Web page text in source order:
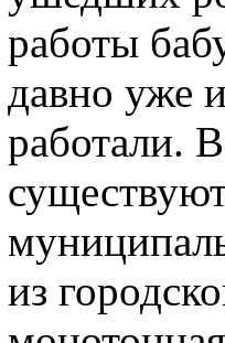
работы
давно уже
работали.
из